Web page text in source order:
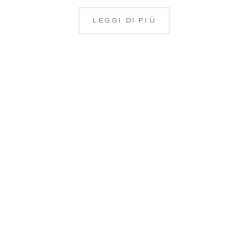
LEGGI DI PIÙ